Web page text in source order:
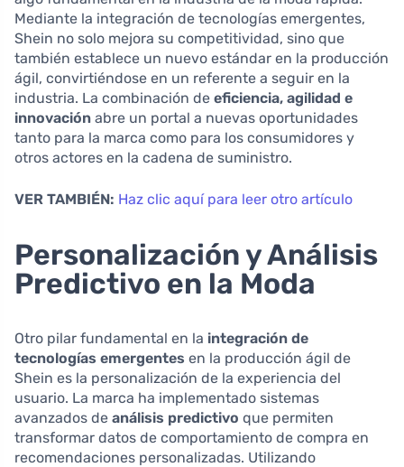
Mediante la integración de tecnologías emergentes,
Shein no solo mejora su competitividad, sino que
también establece un nuevo estándar en la producción
ágil, convirtiéndose en un referente a seguir en la
industria. La combinación de eficiencia, agilidad e
innovación abre un portal a nuevas oportunidades
tanto para la marca como para los consumidores y
otros actores en la cadena de suministro.
VER TAMBIÉN: Haz clic aquí para leer otro artículo
Personalización y Análisis
Predictivo en la Moda
Otro pilar fundamental en la integración de
tecnologías emergentes en la producción ágil de
Shein es la personalización de la experiencia del
usuario. La marca ha implementado sistemas
avanzados de análisis predictivo que permiten
transformar datos de comportamiento de compra en
recomendaciones personalizadas. Utilizando